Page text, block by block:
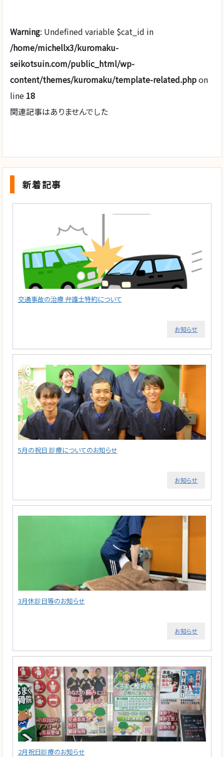
Warning: Undefined variable $cat_id in
/home/michellx3/kuromaku-
seikotsuin.com/public_html/wp-
content/themes/kuromaku/template-related.phpon
line 18
関連記事はありませんでした
新着記事
交通事故の治療 弁護士特約について
お知らせ
5月の祝日 診療についてのお知らせ
お知らせ
3月休診日等のお知らせ
お知らせ
2月祝日診療のお知らせ